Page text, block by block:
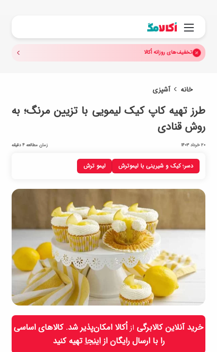
منو
تخفیف‌های روزانه اُکالا
خانه آشپزی
دسر؛ کیک و شیرینی با لیموترش لیمو ترش
طرز تهیه کاپ کیک لیمویی با تزیین مرنگ؛ به
روش قنادی
20 خرداد 1403 زمان مطالعه 4 دقیقه
خرید آنلاین کالابرگی از اُکالا امکان‌پذیر شد. کالاهای اساسی
را با ارسال رایگان ازاینجاتهیه کنید